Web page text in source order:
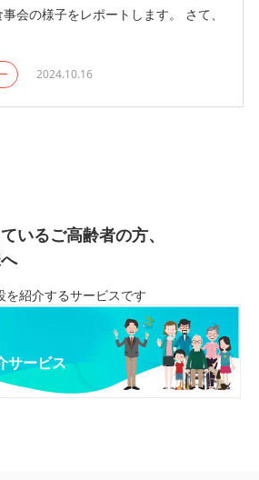
会の様子をレポートします。 さて、
2024.10.16
いるご高齢者の方、
を紹介するサービスです
サービス